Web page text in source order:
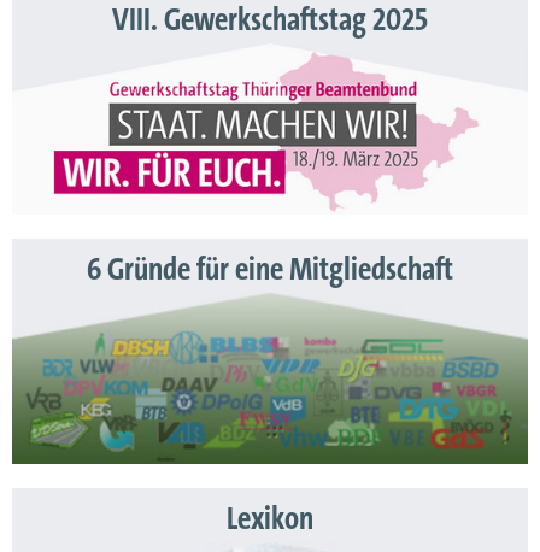
VIII. Gewerkschaftstag 2025
6 Gründe für eine Mitgliedschaft
Lexikon